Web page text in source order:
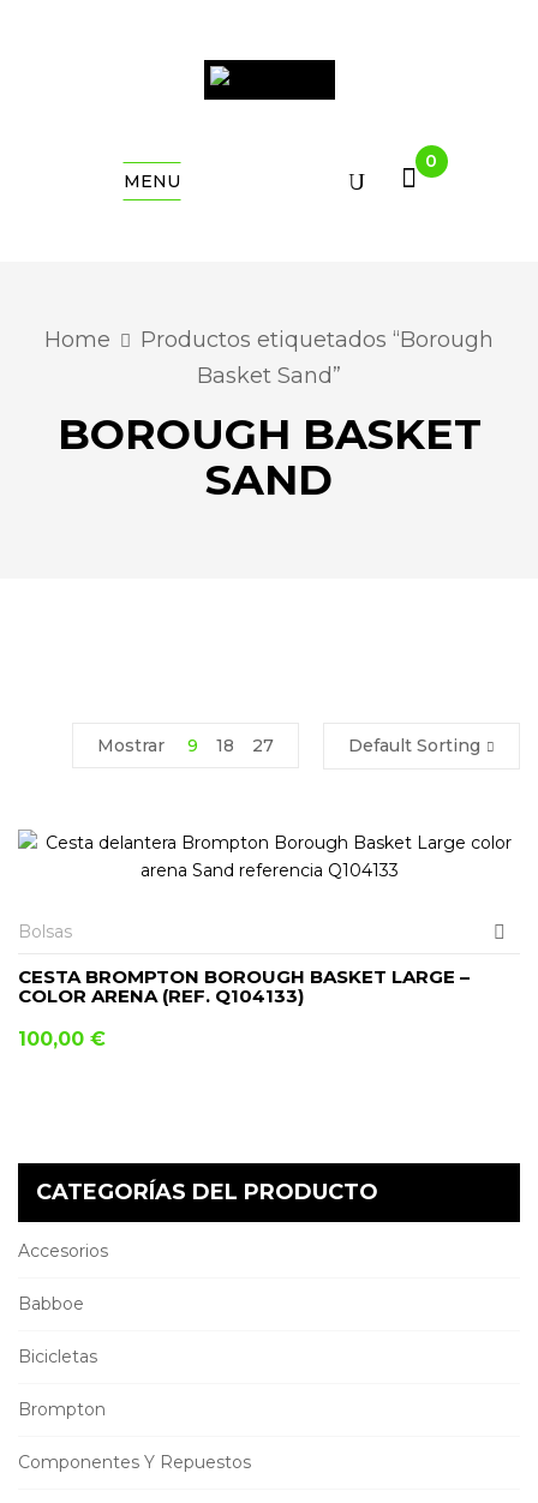
MENU
0
Home
Productos etiquetados “Borough
Basket Sand”
BOROUGH BASKET
SAND
CATEGORÍAS DEL PRODUCTO
Accesorios
Babboe
Bicicletas
Brompton
Componentes Y Repuestos
Default Sorting
Mostrar 9 18 27
Bolsas
CESTA BROMPTON BOROUGH BASKET LARGE –
COLOR ARENA (REF. Q104133)
100,00 €